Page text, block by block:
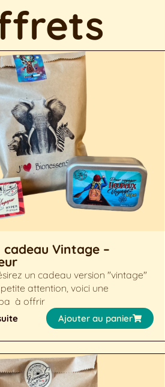
cadeau Vintage –
un cadeau version "vintage"
attention, voici une
à offrir
Ajouter au panier